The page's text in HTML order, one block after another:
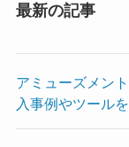
最新の記事
アミューズメン
入事例やツール